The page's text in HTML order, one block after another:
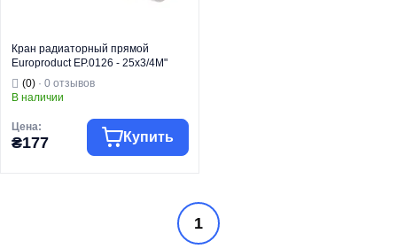
Кран радиаторный прямой
Europroduct EP.0126 - 25x3/4M"
(латунный шар) (EP4051)
(0) · 0 отзывов
В наличии
Цена:
₴177 Купить
EUROPRODUCT
Трубы и фитинги
1